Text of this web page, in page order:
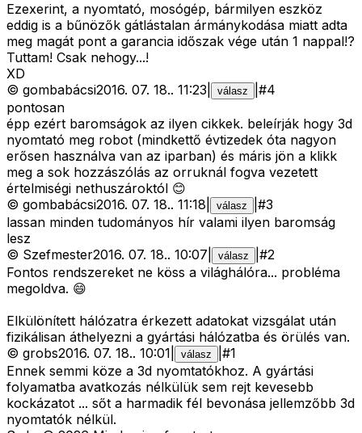
Ezexerint, a nyomtató, mosógép, bármilyen eszköz
eddig is a bűnözők gátlástalan ármánykodása miatt adta
meg magát pont a garancia időszak vége után 1 nappal!?
Tuttam! Csak nehogy...!
XD
© gombabácsi2016. 07. 18.. 11:23 válasz #4
pontosan
épp ezért baromságok az ilyen cikkek. beleírják hogy 3d
nyomtató meg robot (mindkettő évtizedek óta nagyon
erősen használva van az iparban) és máris jön a klikk
meg a sok hozzászólás az orruknál fogva vezetett
értelmiségi nethuszároktól 😊
© gombabácsi2016. 07. 18.. 11:18 válasz #3
lassan minden tudományos hír valami ilyen baromság
lesz
© Szefmester2016. 07. 18.. 10:07 válasz #2
Fontos rendszereket ne köss a világhálóra... probléma
megoldva. 😄
Elkülönített hálózatra érkezett adatokat vizsgálat után
fizikálisan áthelyezni a gyártási hálózatba és örülés van.
© grobs2016. 07. 18.. 10:01 válasz #1
Ennek semmi köze a 3d nyomtatókhoz. A gyártási
folyamatba avatkozás nélkülük sem rejt kevesebb
kockázatot ... sőt a harmadik fél bevonása jellemzőbb 3d
nyomtatók nélkül.